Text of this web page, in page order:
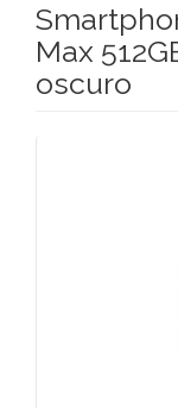
Max
oscuro